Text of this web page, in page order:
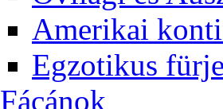
Amerikai
Egzotikus
Fácánok